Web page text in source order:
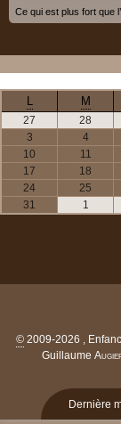
Ce qui est plus fort que
L M
27 28
3
4
10
11
17
18
24
25
31
1
©2009-2026 ,
Guillaume
Dernière